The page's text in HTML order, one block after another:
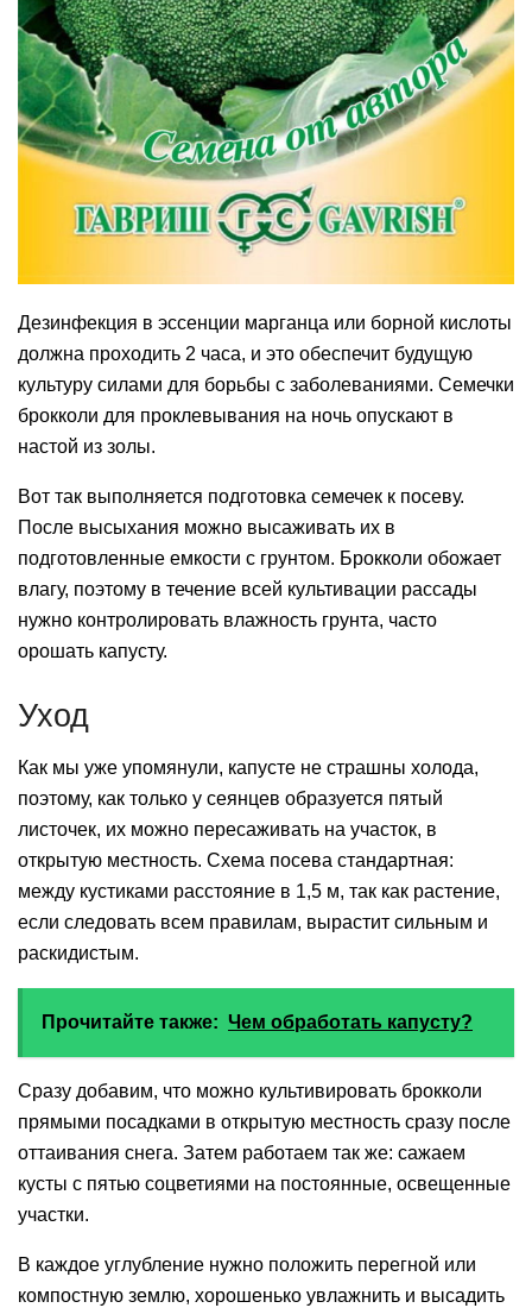
Дезинфекция в эссенции марганца или борной кислоты
должна проходить 2 часа, и это обеспечит будущую
культуру силами для борьбы с заболеваниями. Семечки
брокколи для проклевывания на ночь опускают в
настой из золы.
Вот так выполняется подготовка семечек к посеву.
После высыхания можно высаживать их в
подготовленные емкости с грунтом. Брокколи обожает
влагу, поэтому в течение всей культивации рассады
нужно контролировать влажность грунта, часто
орошать капусту.
Уход
Как мы уже упомянули, капусте не страшны холода,
поэтому, как только у сеянцев образуется пятый
листочек, их можно пересаживать на участок, в
открытую местность. Схема посева стандартная:
между кустиками расстояние в 1,5 м, так как растение,
если следовать всем правилам, вырастит сильным и
раскидистым.
Прочитайте также: Чем обработать капусту?
Сразу добавим, что можно культивировать брокколи
прямыми посадками в открытую местность сразу после
оттаивания снега. Затем работаем так же: сажаем
кусты с пятью соцветиями на постоянные, освещенные
участки.
В каждое углубление нужно положить перегной или
компостную землю, хорошенько увлажнить и высадить